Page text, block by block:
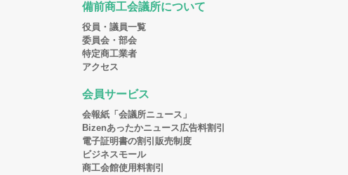
備前商工会議所について
役員・議員一覧
委員会・部会
特定商工業者
アクセス
会員サービス
会報紙「会議所ニュース」
Bizenあったかニュース広告料割引
電子証明書の割引販売制度
ビジネスモール
商工会館使用料割引